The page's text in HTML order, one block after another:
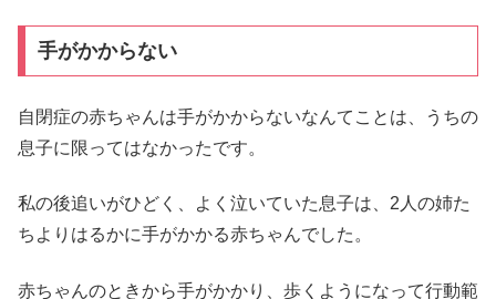
手がかからない
自閉症の赤ちゃんは手がかからないなんてことは、うちの
息子に限ってはなかったです。
私の後追いがひどく、よく泣いていた息子は、2人の姉た
ちよりはるかに手がかかる赤ちゃんでした。
赤ちゃんのときから手がかかり、歩くようになって行動範